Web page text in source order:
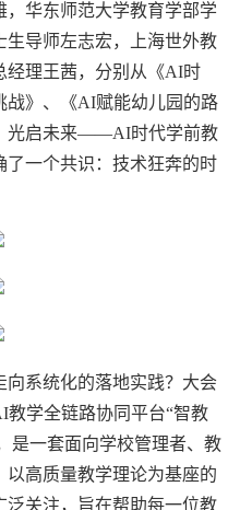
，华东师范大学教育学部学
导师左志宏，上海世外教
经理王茜，分别从《AI时
战》、《AI赋能幼儿园的路
光启未来——AI时代学前教
了一个共识：技术狂奔的时
系统化的落地实践？大会
学全链路协同平台“智教
是一套面向学校管理者、教
高质量教学理论为基座的
关注，旨在帮助每一位教